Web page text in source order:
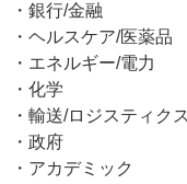
・銀行/金融
・ヘルスケア/医薬品
・エネルギー/電力
・化学
・輸送/ロジスティクス
・政府
・アカデミック